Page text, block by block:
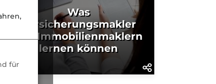
Was
Versicherungsmakler
von Immobilienmaklern
lernen können
KI
für